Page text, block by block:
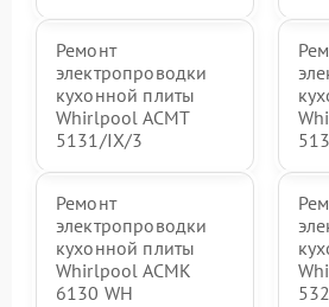
Ремонт
электропроводки
кухонной плиты
Whirlpool ACMT
5131/IX/3
Ремонт
электропроводки
кухонной плиты
Whirlpool ACMK
6130 WH